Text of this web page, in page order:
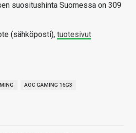
suositushinta Suomessa on 309
(sähköposti), tuotesivut
AOC GAMING 16G3